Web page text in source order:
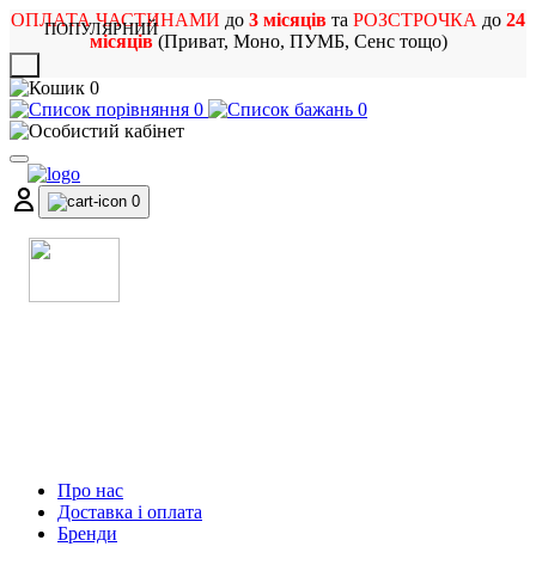
ОПЛАТА ЧАСТИНАМИ до 3 місяців та РОЗСТРОЧКА до 24
місяців(Приват, Моно, ПУМБ, Сенс тощо)
0
0
0
0
Про нас
Доставка і оплата
Бренди
ПОПУЛЯРНИЙ